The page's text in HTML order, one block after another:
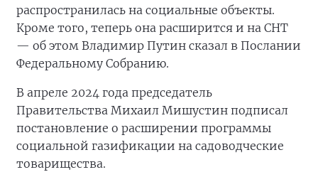
распространилась на социальные объекты.
Кроме того, теперь она расширится и на СНТ
— об этом Владимир Путин сказал в Послании
Федеральному Собранию.
В апреле 2024 года председатель
Правительства Михаил Мишустин подписал
постановление о расширении программы
социальной газификации на садоводческие
товарищества.